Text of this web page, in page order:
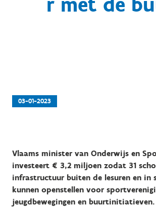
03-01-2023
Vlaams minister van Onderwijs en
investeert € 3,2 miljoen zodat 31
infrastructuur buiten de lesuren en in
kunnen openstellen voor
jeugdbewegingen en buurtinitiatieven.